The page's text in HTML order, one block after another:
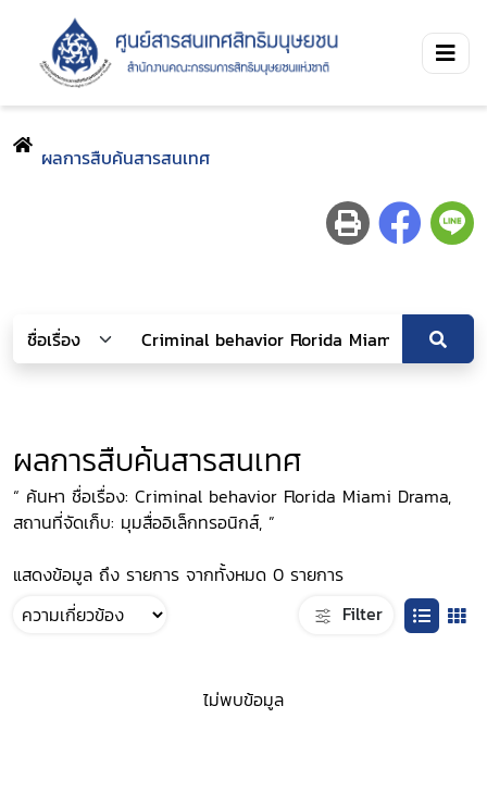
ผลการสืบค้นสารสนเทศ
ผลการสืบค้นสารสนเทศ
“ ค้นหา ชื่อเรื่อง: Criminal behavior Florida Miami Drama,
สถานที่จัดเก็บ: มุมสื่ออิเล็กทรอนิกส์, ”
แสดงข้อมูล ถึง รายการ จากทั้งหมด 0 รายการ
Filter
ไม่พบข้อมูล